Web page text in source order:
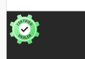
svoris:13 700 kg,
procentas
09/2024, kita apžiūra
tūris:3 m³